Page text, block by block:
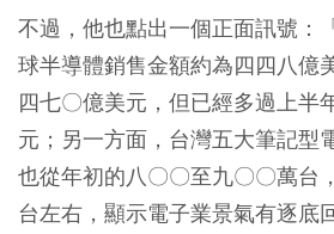
不過，他也點出一個正面訊號：
球半導體銷售金額約為四四八億
四七〇億美元，但已經多過上半
元；另一方面，台灣五大筆記型
也從年初的八〇〇至九〇〇萬台
台左右，顯示電子業景氣有逐底